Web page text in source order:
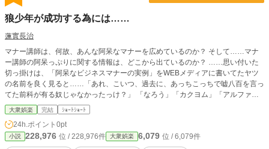
狼少年が成功する為には……
蓮實長治
マナー講師は、何故、あんな阿呆なマナーを広めているのか？ そして……マナ
ー講師の阿呆っぷりに関する情報は、どこから出ているのか？ ……思い付いた
切っ掛けは、「阿呆なビジネスマナーの実例」をWEBメディアに書いてたヤツ
の名前を良く見ると……「あれ、こいつ、過去に、あっちこっちで嘘八百を言っ
てた前科が有る奴じゃなかったっけ？」 「なろう」「カクヨム」「アルファポ
リス」「pixiv」「Novel Days」「GALLERIA」に同じモノを投稿しています。
大衆娯楽 完結 ｼｮｰﾄｼｮｰﾄ
24h.ポイント 0pt
小説 228,976 位 / 228,976件 大衆娯楽 6,079 位 / 6,079件